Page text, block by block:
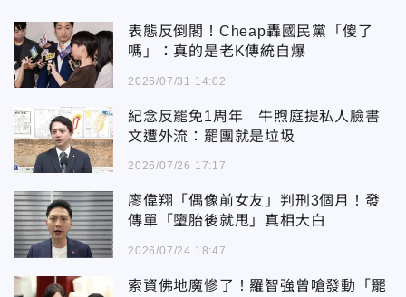
表態反倒閣！Cheap轟國民黨「傻了
嗎」：真的是老K傳統自爆
2026/07/31 14:02
紀念反罷免1周年 牛煦庭提私人臉書
文遭外流：罷團就是垃圾
2026/07/26 17:17
廖偉翔「偶像前女友」判刑3個月！發
傳單「墮胎後就甩」真相大白
2026/07/24 18:47
索資佛地魔慘了！羅智強曾嗆發動「罷